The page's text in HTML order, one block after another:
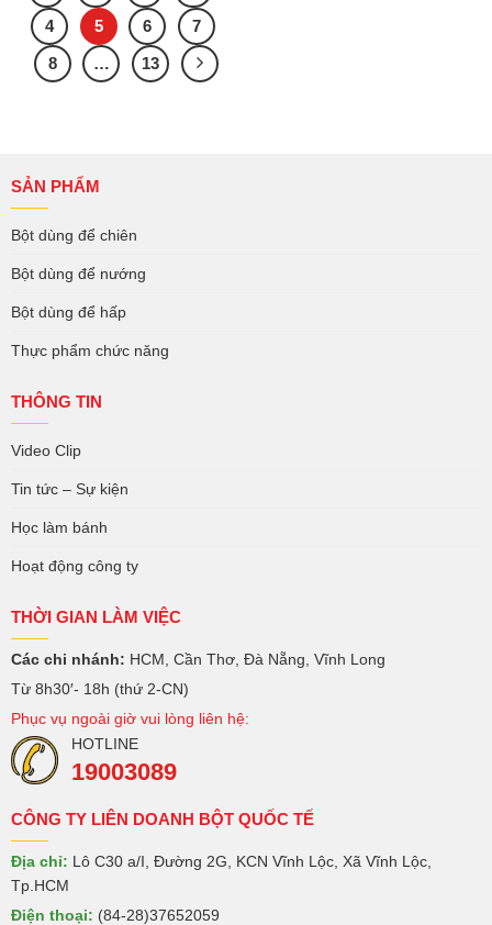
4
5 6
7
8
… 13
SẢN PHẨM
Bột dùng để chiên
Bột dùng để nướng
Bột dùng để hấp
Thực phẩm chức năng
THÔNG TIN
Video Clip
Tin tức – Sự kiện
Học làm bánh
Hoạt động công ty
THỜI GIAN LÀM VIỆC
Các chi nhánh: HCM, Cần Thơ, Đà Nẵng, Vĩnh Long
Từ 8h30′- 18h (thứ 2-CN)
Phục vụ ngoài giờ vui lòng liên hệ:
HOTLINE
19003089
CÔNG TY LIÊN DOANH BỘT QUỐC TẾ
Địa chỉ: Lô C30 a/I, Đường 2G, KCN Vĩnh Lộc, Xã Vĩnh Lộc,
Tp.HCM
Điện thoại: (84-28)37652059